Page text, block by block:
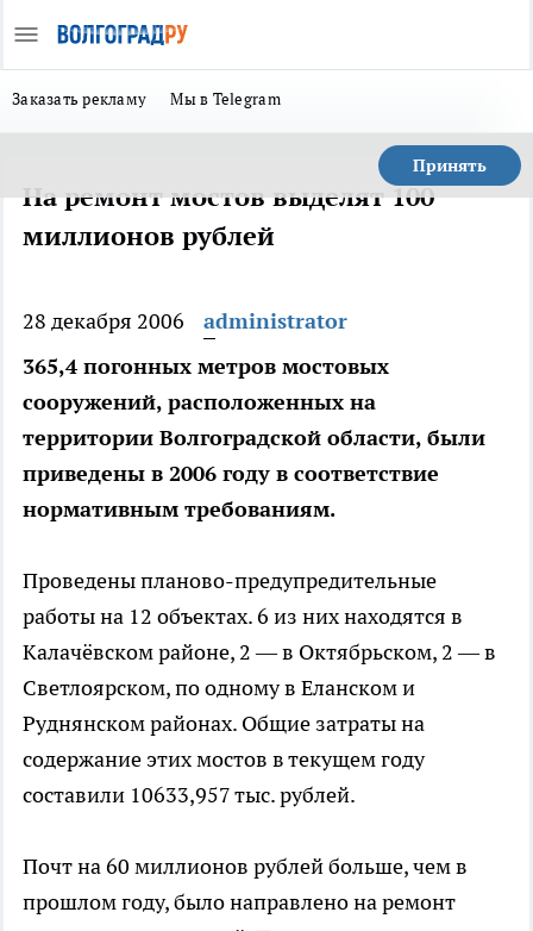
Заказать рекламу Мы в Telegram
Принять
На ремонт мостов выделят 100
миллионов рублей
28 декабря 2006
administrator
365,4 погонных метров мостовых
сооружений, расположенных на
территории Волгоградской области, были
приведены в 2006 году в соответствие
нормативным требованиям.
Проведены планово-предупредительные
работы на 12 объектах. 6 из них находятся в
Калачёвском районе, 2 — в Октябрьском, 2 — в
Светлоярском, по одному в Еланском и
Руднянском районах. Общие затраты на
содержание этих мостов в текущем году
составили 10633,957 тыс. рублей.
Почт на 60 миллионов рублей больше, чем в
прошлом году, было направлено на ремонт